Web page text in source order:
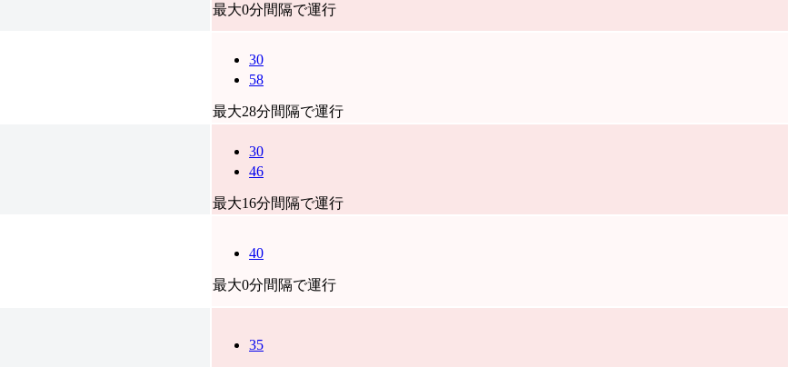
最大0分間隔で運行
30
58
最大28分間隔で運行
30
46
最大16分間隔で運行
40
最大0分間隔で運行
35